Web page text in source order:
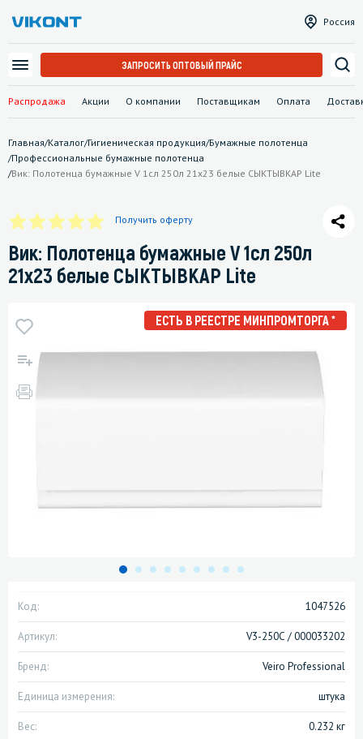
Распродажа Акции О компании Поставщикам Оплата
Россия
ЗАПРОСИТЬ ОПТОВЫЙ ПРАЙС
Главная/Каталог/Гигиеническая продукция/Бумажные полотенца
/Профессиональные бумажные полотенца
/Вик: Полотенца бумажные V 1сл 250л 21х23 белые СЫКТЫВКАР Lite
Получить оферту
Вик: Полотенца бумажные V 1сл 250л
21х23 белые СЫКТЫВКАР Lite
ЕСТЬ В РЕЕСТРЕ МИНПРОМТОРГА *
Код: 1047526
Артикул: V3-250С / 000033202
Бренд: Veiro Professional
Единица измерения: штука
Вес: 0.232 кг